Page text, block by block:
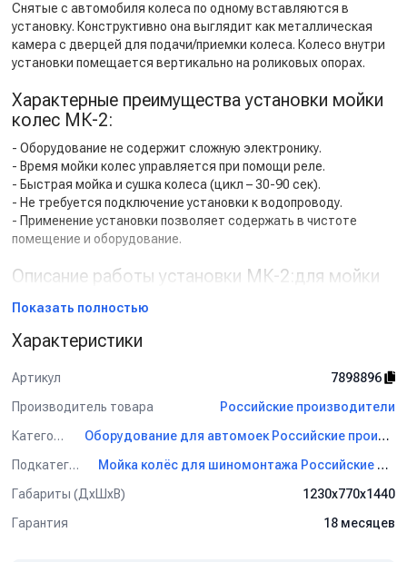
Снятые с автомобиля колеса по одному вставляются в
установку. Конструктивно она выглядит как металлическая
камера с дверцей для подачи/приемки колеса. Колесо внутри
установки помещается вертикально на роликовых опорах.
Характерные преимущества установки мойки
колес МК-2:
- Оборудование не содержит сложную электронику.
- Время мойки колес управляется при помощи реле.
- Быстрая мойка и сушка колеса (цикл – 30-90 сек).
- Не требуется подключение установки к водопроводу.
- Применение установки позволяет содержать в чистоте
помещение и оборудование.
Описание работы установки МК-2:для мойки
1. Колеса снимаются с автомобиля и по одному
установку.
через распылители подается смесь воды и полиэтиленовых
гранул под давлением. Подача водно-грануловой смеси на
используется многократно. Подключение установки к
водопроводу не требуется.
3. После прекращения мойки колеса происходит сушка. Колесо
продолжает вращаться внутри установки для центробежного
Показать полностью
Характеристики
Артикул
7898896
Производитель товара
Российские производители
Категория
Оборудование для автомоек Российские производители
Подкатегория
Мойка колёс для шиномонтажа Российские производители
Габариты (ДхШхВ)
1230х770х1440
Гарантия
18 месяцев